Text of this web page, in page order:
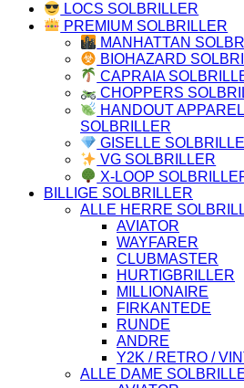
LOCS SOLBRILLER
PREMIUM SOLBRILLER
MANHATTAN
BIOHAZARD
CAPRAIA
CHOPPERS
HANDOUT
SOLBRILLER
GISELLE
VG SOLBRILLER
X-LOOP
BILLIGE SOLBRILLER
ALLE HERRE
AVIATOR
WAYFARER
CLUBMASTER
HURTIGBRILLER
MILLIONAIRE
FIRKANTEDE
RUNDE
ANDRE
Y2K / RETRO /
ALLE DAME